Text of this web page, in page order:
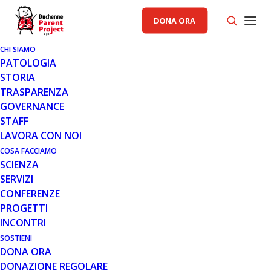
DONA ORA
CHI SIAMO
PATOLOGIA
STORIA
TRASPARENZA
GOVERNANCE
STAFF
LAVORA CON NOI
COSA FACCIAMO
SCIENZA
SERVIZI
CONFERENZE
PROGETTI
INCONTRI
SOSTIENI
DONA ORA
DONAZIONE REGOLARE
AREA ISTITUZIONALE PP
4 MAR 2014
STATI GENERALI DELLA SALUTE:
ART. 32